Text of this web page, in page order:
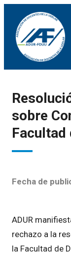
sobre
Facultad
Fecha de
ADUR
rechazo a la
la Facultad de